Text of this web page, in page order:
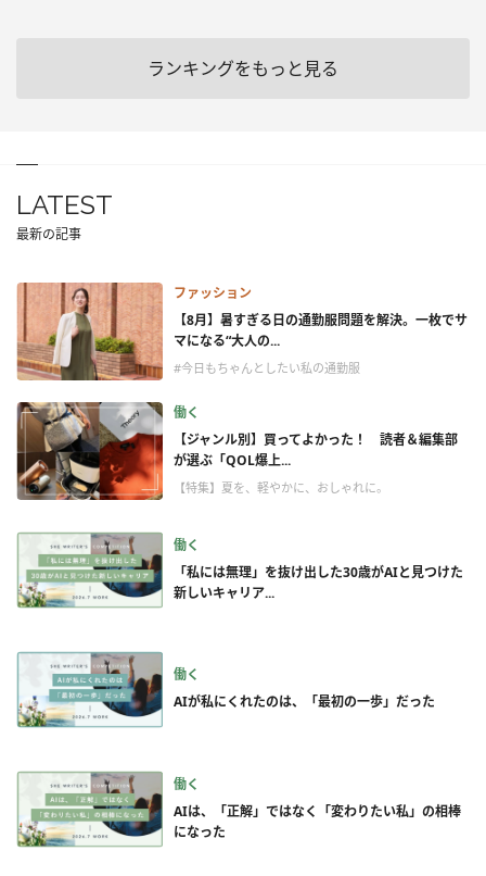
ランキングをもっと見る
LATEST
最新の記事
ファッション
【8月】暑すぎる日の通勤服問題を解決。一枚でサ
マになる“大人の...
#今日もちゃんとしたい私の通勤服
働く
【ジャンル別】買ってよかった！ 読者＆編集部
が選ぶ「QOL爆上...
【特集】夏を、軽やかに、おしゃれに。
働く
「私には無理」を抜け出した30歳がAIと見つけた
新しいキャリア...
働く
AIが私にくれたのは、「最初の一歩」だった
働く
AIは、「正解」ではなく「変わりたい私」の相棒
になった